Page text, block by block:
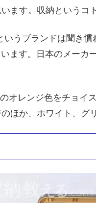
ます。収納というコ
うブランドは聞き慣
ます。日本のメーカ
オレンジ色をチョイ
ほか、ホワイト、グ